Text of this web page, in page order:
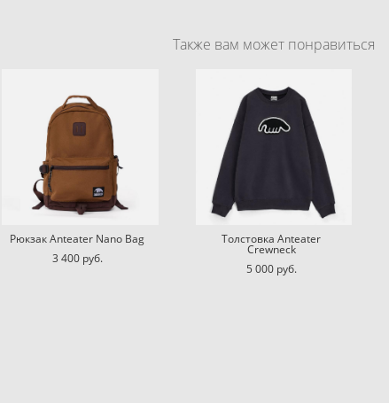
Также вам может понравиться
Рюкзак Anteater Nano Bag
3 400 pуб.
Толстовка Anteater
Crewneck
5 000 pуб.